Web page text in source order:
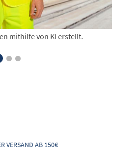
mithilfe von KI erstellt.
VERSAND AB 150€